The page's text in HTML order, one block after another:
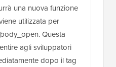
una nuova funzione
utilizzata per
Questa
agli sviluppatori
dopo il tag